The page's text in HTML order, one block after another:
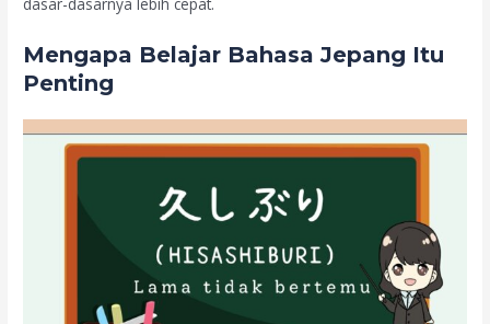
Mengapa Belajar Bahasa Jepang Itu
Penting